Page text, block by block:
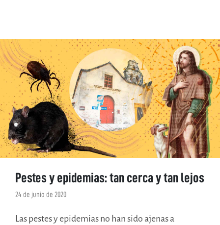
Pestes y epidemias: tan cerca y tan lejos
24 de junio de 2020
Las pestes y epidemias no han sido ajenas a